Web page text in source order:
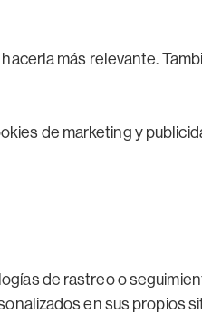
más relevante.
de marketing y
de rastreo o
en sus propios